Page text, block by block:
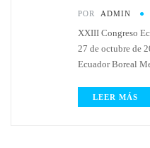
POR ADMIN
XXIII Congreso
27 de octubre de
Ecuador Boreal
LEER MÁS